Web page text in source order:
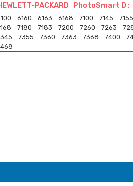
PACKARD PhotoSmart D :
6160 6163 6168 7100 7145
7180 7183 7200 7260 7263
7355 7360 7363 7368 7400